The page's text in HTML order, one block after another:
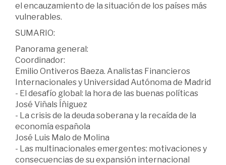
el encauzamiento de la situación de los países más
vulnerables.
SUMARIO:
Panorama general:
Coordinador:
Emilio Ontiveros Baeza. Analistas Financieros
Internacionales y Universidad Autónoma de Madrid
- El desafío global: la hora de las buenas políticas
José Viñals Íñiguez
- La crisis de la deuda soberana y la recaída de la
economía española
José Luis Malo de Molina
- Las multinacionales emergentes: motivaciones y
consecuencias de su expansión internacional